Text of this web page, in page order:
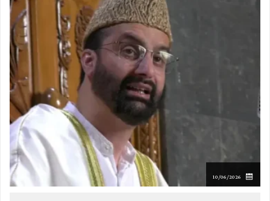
10/06/2026